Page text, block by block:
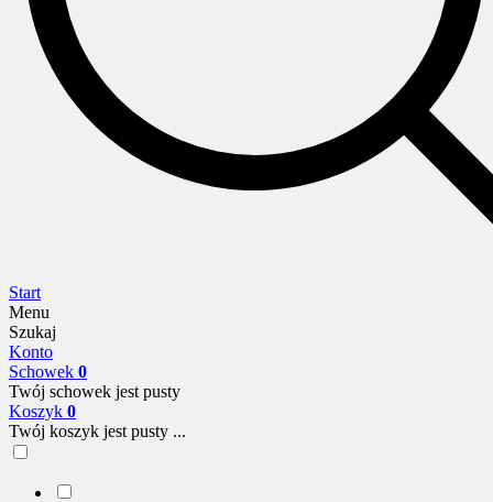
Start
Menu
Szukaj
Konto
Schowek 0
Twój schowek jest pusty
Koszyk 0
Twój koszyk jest pusty ...